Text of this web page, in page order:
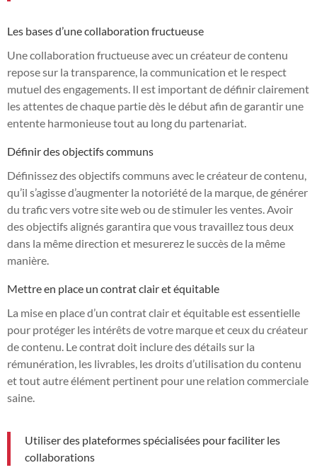
Les bases d’une collaboration fructueuse
Une collaboration fructueuse avec un créateur de contenu
repose sur la transparence, la communication et le respect
mutuel des engagements. Il est important de définir clairement
les attentes de chaque partie dès le début afin de garantir une
entente harmonieuse tout au long du partenariat.
Définir des objectifs communs
Définissez des objectifs communs avec le créateur de contenu,
qu’il s’agisse d’augmenter la notoriété de la marque, de générer
du trafic vers votre site web ou de stimuler les ventes. Avoir
des objectifs alignés garantira que vous travaillez tous deux
dans la même direction et mesurerez le succès de la même
manière.
Mettre en place un contrat clair et équitable
La mise en place d’un contrat clair et équitable est essentielle
pour protéger les intérêts de votre marque et ceux du créateur
de contenu. Le contrat doit inclure des détails sur la
rémunération, les livrables, les droits d’utilisation du contenu
et tout autre élément pertinent pour une relation commerciale
saine.
Utiliser des plateformes spécialisées pour faciliter les
collaborations